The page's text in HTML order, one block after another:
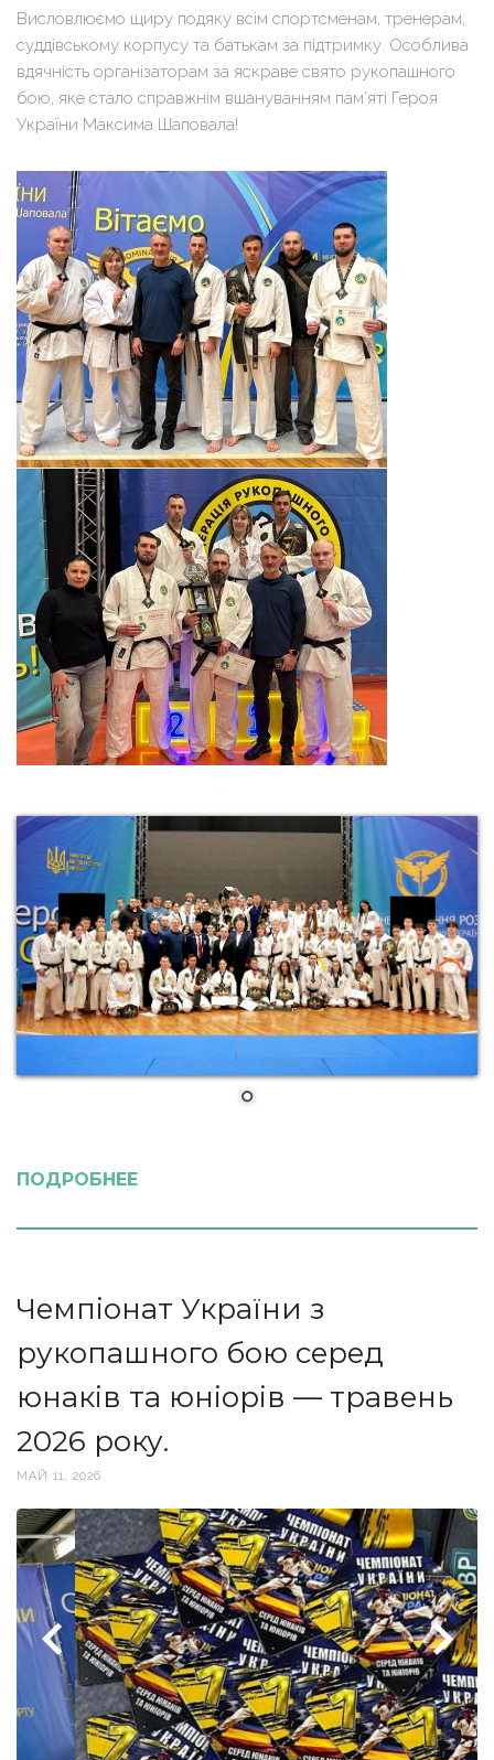
Висловлюємо щиру подяку всім спортсменам, тренерам,
суддівському корпусу та батькам за підтримку. Особлива
вдячність організаторам за яскраве свято рукопашного
бою, яке стало справжнім вшануванням пам’яті Героя
України Максима Шаповала!
ПОДРОБНЕЕ
Чемпіонат України з
рукопашного бою серед
юнаків та юніорів — травень
2026 року.
МАЙ 11, 2026